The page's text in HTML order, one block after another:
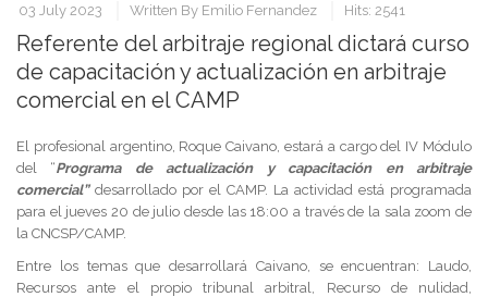
03 July 2023 Written By Emilio Fernandez Hits: 2541
Referente del arbitraje regional dictará curso
de capacitación y actualización en arbitraje
comercial en el CAMP
El profesional argentino, Roque Caivano, estará a cargo del IV Módulo
del “Programa de actualización y capacitación en arbitraje
comercial”desarrollado por el CAMP. La actividad está programada
para el jueves 20 de julio desde las 18:00 a través de la sala zoom de
la CNCSP/CAMP.
Entre los temas que desarrollará Caivano, se encuentran: Laudo,
Recursos ante el propio tribunal arbitral, Recurso de nulidad,